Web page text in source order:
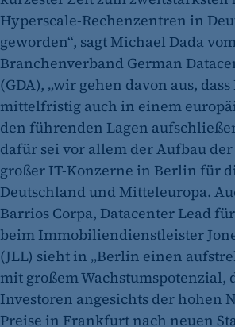
Hyperscale-Rechenzentren in
geworden“, sagt Michael Dada
Branchenverband German
(GDA), „wir gehen davon aus,
mittelfristig auch in einem
den führenden Lagen
dafür sei vor allem der Aufbau
großer IT-Konzerne in Berlin für
Deutschland und Mitteleuropa.
Barrios Corpa, Datacenter Lead
beim Immobiliendienstleister
(JLL) sieht in „Berlin einen
mit großem Wachstumspotenzial,
Investoren angesichts der hohen
Preise in Frankfurt nach neuen